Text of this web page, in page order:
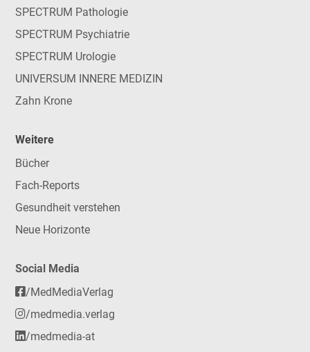
SPECTRUM Pathologie
SPECTRUM Psychiatrie
SPECTRUM Urologie
UNIVERSUM INNERE MEDIZIN
Zahn Krone
Weitere
Bücher
Fach-Reports
Gesundheit verstehen
Neue Horizonte
Social Media
/MedMediaVerlag
/medmedia.verlag
/medmedia-at